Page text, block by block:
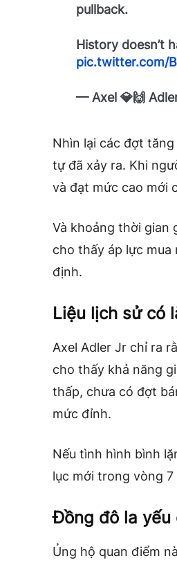
pullback.
History doesn’t
pic.twitter.com/
— Axel 💎🙌
Nhìn lại các đợt
tự đã xảy ra. Khi
và đạt mức cao mới
Và khoảng thời gian
cho thấy áp lực
định.
Liệu lịch sử có
Axel Adler Jr chỉ ra
cho thấy khả năng
thấp, chưa có đợt
mức đỉnh.
Nếu tình hình bình
lục mới trong vòng 7
Đồng đô la yếu
Ủng hộ quan điểm